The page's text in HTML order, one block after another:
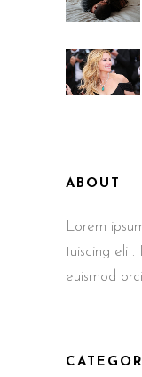
ABOUT
Lorem
tuiscing elit.
euismod